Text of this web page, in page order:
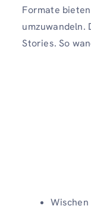
Formate
umzuwandeln.
Stories. So